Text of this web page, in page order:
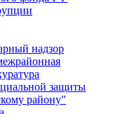
надзор
защиты
району"